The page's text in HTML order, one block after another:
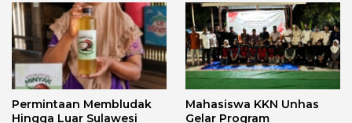
Permintaan Membludak
Hingga Luar Sulawesi
Mahasiswa KKN Unhas
Gelar Program